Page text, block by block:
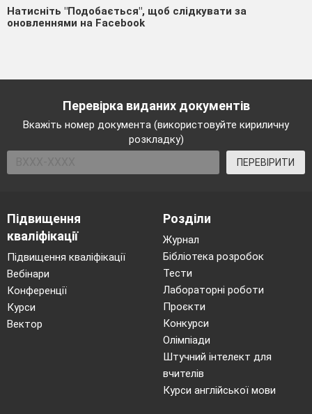
Натисніть "Подобається", щоб слідкувати за
оновленнями на Facebook
Перевірка виданих документів
Вкажіть номер документа (використовуйте кириличну
розкладку)
ПЕРЕВІРИТИ
Підвищення
кваліфікації
Підвищення кваліфікації
Вебінари
Конференції
Курси
Вектор
Розділи
Журнал
Бібліотека розробок
Тести
Лабораторні роботи
Проєкти
Конкурси
Олімпіади
Штучний інтелект для
вчителів
Курси англійської мови